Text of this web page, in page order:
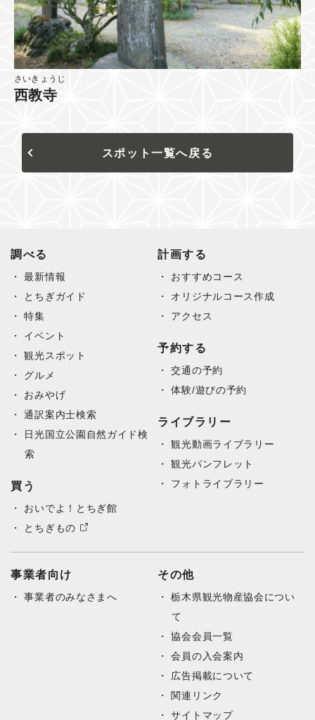
さいきょうじ
西教寺
スポット一覧へ戻る
調べる
最新情報
とちぎガイド
特集
イベント
観光スポット
グルメ
おみやげ
通訳案内士検索
日光国立公園自然ガイド検
索
買う
おいでよ！とちぎ館
とちぎもの
計画する
おすすめコース
オリジナルコース作成
アクセス
予約する
交通の予約
体験/遊びの予約
ライブラリー
観光動画ライブラリー
観光パンフレット
フォトライブラリー
事業者向け
事業者のみなさまへ
その他
栃木県観光物産協会につい
て
協会会員一覧
会員の入会案内
広告掲載について
関連リンク
サイトマップ